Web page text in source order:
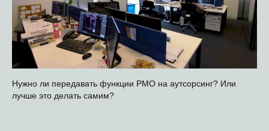
Нужно ли передавать функции РМО на аутсорсинг? Или
лучше это делать самим?